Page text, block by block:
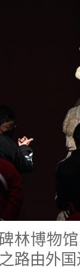
林博物
路由外